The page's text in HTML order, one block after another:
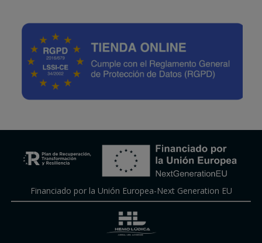
Financiado por la Unión Europea-Next Generation EU